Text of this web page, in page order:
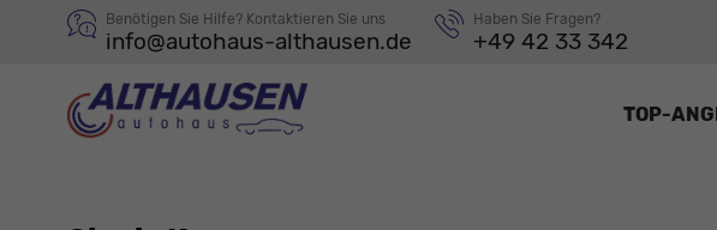
Benötigen Sie Hilfe? Kontaktieren Sie uns
info@autohaus-althausen.de
Haben Sie Fragen?
+49 42 33 342
TOP-